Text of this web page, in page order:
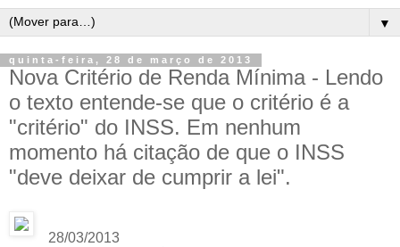
▼
quinta-feira, 28 de março de 2013
Nova Critério de Renda Mínima - Lendo
o texto entende-se que o critério é a
"critério" do INSS. Em nenhum
momento há citação de que o INSS
"deve deixar de cumprir a lei".
28/03/2013